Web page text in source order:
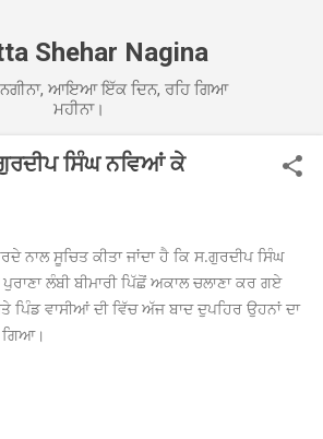
Shehar Nagina
ਨਗੀਨਾ, ਆਇਆ ਇੱਕ ਦਿਨ, ਰਹਿ ਗਿਆ
ਮਹੀਨਾ।
ਸਿੰਘ ਨਵਿਆਂ ਕੇ
ਨਾਲ ਸੂਚਿਤ ਕੀਤਾ ਜਾਂਦਾ ਹੈ ਕਿ ਸ.ਗੁਰਦੀਪ ਸਿੰਘ
ਲੰਬੀ ਬੀਮਾਰੀ ਪਿੱਛੋਂ ਅਕਾਲ ਚਲਾਣਾ ਕਰ ਗਏ
ਪਿੰਡ ਵਾਸੀਆਂ ਦੀ ਵਿੱਚ ਅੱਜ ਬਾਦ ਦੁਪਹਿਰ ਉਹਨਾਂ ਦਾ
ਗਿਆ।